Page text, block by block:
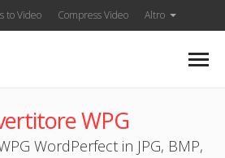
to Video Compress Video Altro
WPG
WordPerfect in JPG, BMP,